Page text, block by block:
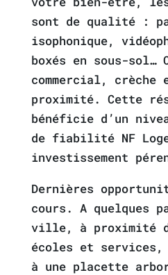
sont de qualité :
isophonique,
boxés en sous-sol…
commercial, crèche
proximité. Cette
bénéficie d’un
de fiabilité NF
investissement
Dernières
cours. A quelques
ville, à proximité
écoles et services,
à une placette